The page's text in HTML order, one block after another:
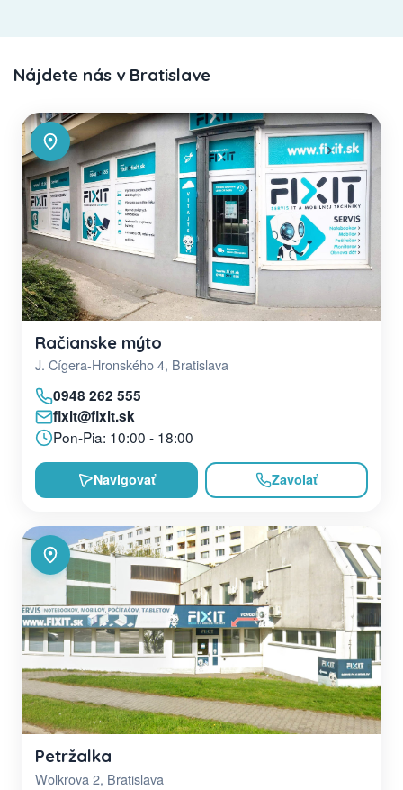
Nájdete nás v Bratislave
Račianske mýto
J. Cígera-Hronského 4, Bratislava
0948 262 555
fixit@fixit.sk
Pon-Pia: 10:00 - 18:00
Navigovať Zavolať
Petržalka
Wolkrova 2, Bratislava